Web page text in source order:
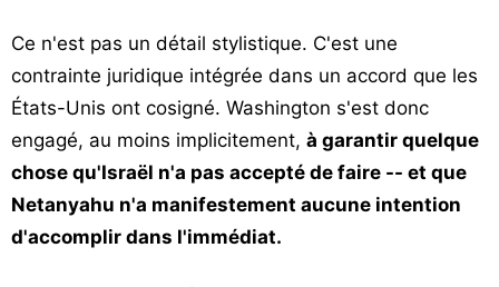
Ce n'est pas un détail stylistique. C'est une
contrainte juridique intégrée dans un accord que les
États-Unis ont cosigné. Washington s'est donc
engagé, au moins implicitement, à garantir quelque
chose qu'Israël n'a pas accepté de faire -- et que
Netanyahu n'a manifestement aucune intention
d'accomplir dans l'immédiat.